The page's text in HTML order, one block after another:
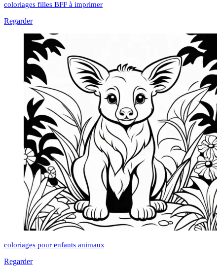
coloriages filles BFF à imprimer
Regarder
coloriages pour enfants animaux
Regarder